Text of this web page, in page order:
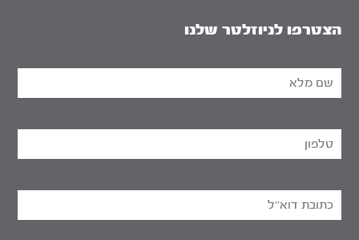
הצטרפו לניוזלטר שלנו